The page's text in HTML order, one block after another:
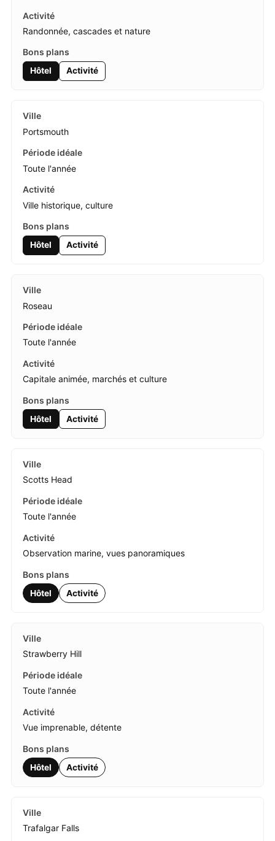
Randonnée, cascades et nature
Hôtel Activité
Portsmouth
Toute l'année
Ville historique, culture
Hôtel Activité
Roseau
Toute l'année
Capitale animée, marchés et culture
Hôtel Activité
Scotts Head
Toute l'année
Observation marine, vues panoramiques
Hôtel Activité
Strawberry Hill
Toute l'année
Vue imprenable, détente
Hôtel Activité
Trafalgar Falls